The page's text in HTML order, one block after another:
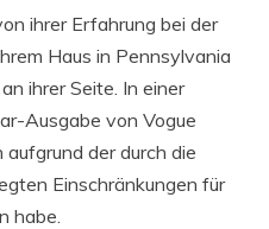
ihrer Erfahrung bei der
Haus in Pennsylvania
ihrer Seite. In einer
Ausgabe von Vogue
der durch die
Einschränkungen für
habe.